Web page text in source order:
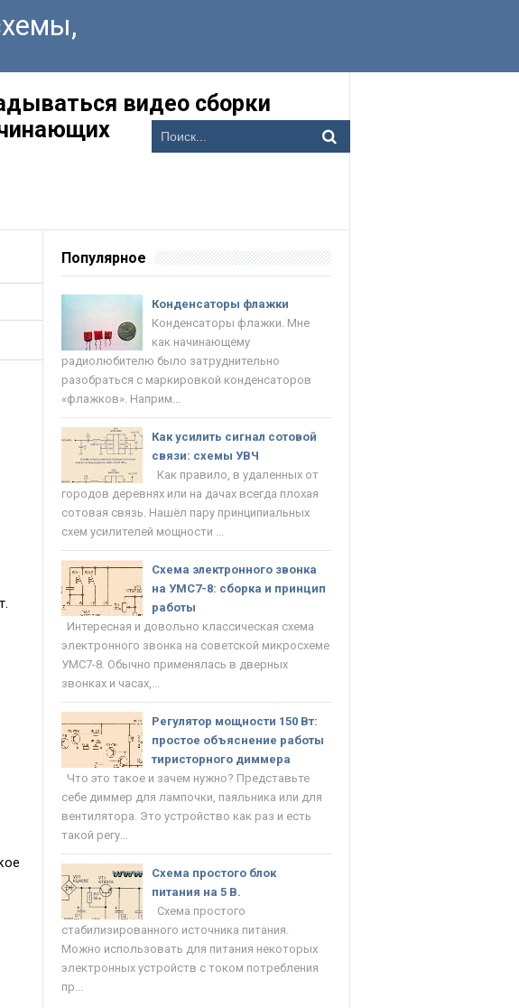
видео сборки
Популярное
Конденсаторы флажки
Конденсаторы флажки. Мне
как начинающему
радиолюбителю было затруднительно
разобраться с маркировкой конденсаторов
«флажков». Наприм...
Как усилить сигнал сотовой
связи: схемы УВЧ
Как правило, в удаленных от
городов деревнях или на дачах всегда плохая
сотовая связь. Нашёл пару принципиальных
схем усилителей мощности ...
Схема электронного звонка
на УМС7-8: сборка и принцип
работы
Интересная и довольно классическая схема
электронного звонка на советской микросхеме
УМС7-8. Обычно применялась в дверных
звонках и часах,...
Регулятор мощности 150 Вт:
простое объяснение работы
тиристорного диммера
Что это такое и зачем нужно? Представьте
себе диммер для лампочки, паяльника или для
вентилятора. Это устройство как раз и есть
такой регу...
Схема простого блок
питания на 5 В.
Схема простого
стабилизированного источника питания.
Можно использовать для питания некоторых
электронных устройств с током потребления
пр...